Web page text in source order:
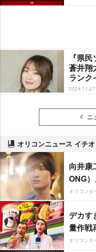
『県
蒼井翔
ランク
2024-11-27
ニ
オリコンニュース イチ
向井康
ONG）
オリコンタ
デカす
量作戦
オリコンタ